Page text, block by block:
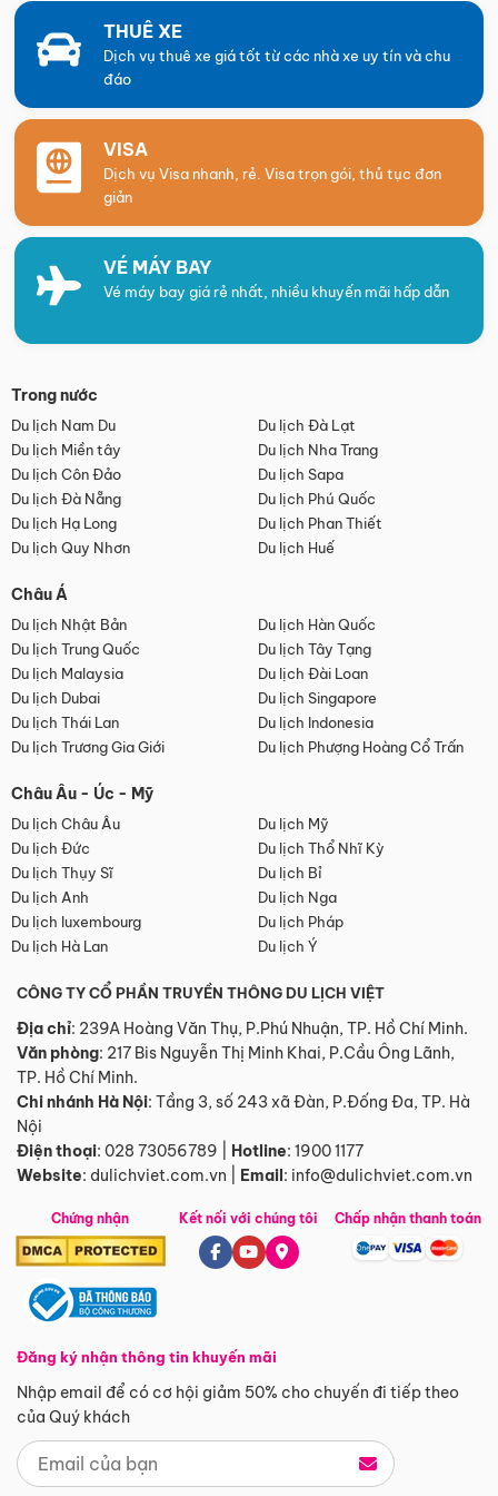
THUÊ XE
Dịch vụ thuê xe giá tốt từ các nhà xe uy tín và chu
đáo
VISA
Dịch vụ Visa nhanh, rẻ. Visa trọn gói, thủ tục đơn
giản
VÉ MÁY BAY
Vé máy bay giá rẻ nhất, nhiều khuyến mãi hấp dẫn
Trong nước
Du lịch Nam Du
Du lịch Đà Lạt
Du lịch Miền tây
Du lịch Nha Trang
Du lịch Côn Đảo
Du lịch Sapa
Du lịch Đà Nẵng
Du lịch Phú Quốc
Du lịch Hạ Long
Du lịch Phan Thiết
Du lịch Quy Nhơn
Du lịch Huế
Châu Á
Du lịch Nhật Bản
Du lịch Hàn Quốc
Du lịch Trung Quốc
Du lịch Tây Tạng
Du lịch Malaysia
Du lịch Đài Loan
Du lịch Dubai
Du lịch Singapore
Du lịch Thái Lan
Du lịch Indonesia
Du lịch Trương Gia Giới
Du lịch Phượng Hoàng Cổ Trấn
Châu Âu - Úc - Mỹ
Du lịch Châu Âu
Du lịch Mỹ
Du lịch Đức
Du lịch Thổ Nhĩ Kỳ
Du lịch Thụy Sĩ
Du lịch Bỉ
Du lịch Anh
Du lịch Nga
Du lịch luxembourg
Du lịch Pháp
Du lịch Hà Lan
Du lịch Ý
CÔNG TY CỔ PHẦN TRUYỀN THÔNG DU LỊCH VIỆT
Địa chỉ: 239A Hoàng Văn Thụ, P.Phú Nhuận, TP. Hồ Chí Minh.
Văn phòng: 217 Bis Nguyễn Thị Minh Khai, P.Cầu Ông Lãnh,
TP. Hồ Chí Minh.
Chi nhánh Hà Nội: Tầng 3, số 243 xã Đàn, P.Đống Đa, TP. Hà
Nội
Điện thoại: 028 73056789 Hotline: 1900 1177
Website: dulichviet.com.vn Email: info@dulichviet.com.vn
Chứng nhận
Đăng ký nhận thông tin khuyến mãi
Nhập email để có cơ hội giảm 50% cho chuyến đi tiếp theo
của Quý khách
Kết nối với chúng tôi Chấp nhận thanh toán